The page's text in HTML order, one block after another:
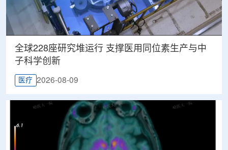
全球228座研究堆运行 支撑医用同位素生产与中
子科学创新
医疗 2026-08-09